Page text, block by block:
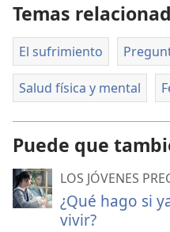
Temas
El sufrimiento
Salud física y mental
Puede que
LOS JÓVENES
¿Qué hago si
vivir?